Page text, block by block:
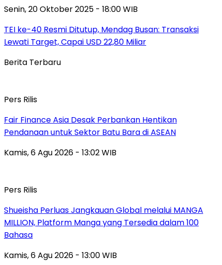
Senin, 20 Oktober 2025 - 18:00 WIB
TEI ke-40 Resmi Ditutup, Mendag Busan: Transaksi
Lewati Target, Capai USD 22,80 Miliar
Berita Terbaru
Pers Rilis
Fair Finance Asia Desak Perbankan Hentikan
Pendanaan untuk Sektor Batu Bara di ASEAN
Kamis, 6 Agu 2026 - 13:02 WIB
Pers Rilis
Shueisha Perluas Jangkauan Global melalui MANGA
MILLION, Platform Manga yang Tersedia dalam 100
Bahasa
Kamis, 6 Agu 2026 - 13:00 WIB